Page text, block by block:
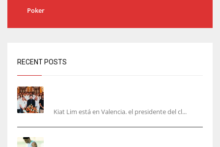
Poker
RECENT POSTS
Kiat Lim está en Valencia. el presidente del cl...